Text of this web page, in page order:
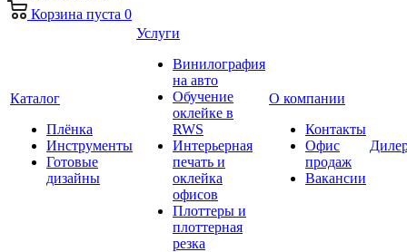
Корзина пуста 0
Каталог
Плёнка
Инструменты
Готовые
дизайны
Услуги
Винилография
на авто
Обучение
оклейке в
RWS
Интерьерная
печать и
оклейка
офисов
Плоттеры и
плоттерная
резка
О компании
Контакты
Офис
продаж
Вакансии